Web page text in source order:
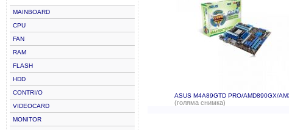
MAINBOARD
CPU
FAN
RAM
FLASH
HDD
CONTRI/O
VIDEOCARD
MONITOR
ASUS M4A89GTD PRO/AMD890GX/
(голяма снимка)